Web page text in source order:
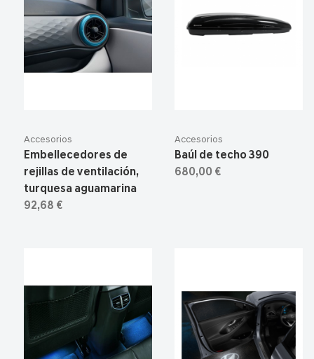
Accesorios
Embellecedores de
rejillas de ventilación,
turquesa aguamarina
92,68 €
Accesorios
Baúl de techo 390
680,00 €